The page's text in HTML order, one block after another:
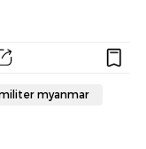
myanmar